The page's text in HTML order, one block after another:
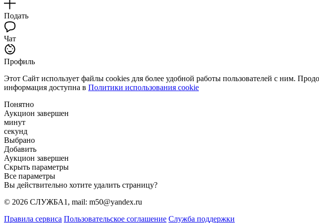
Подать
Чат
Профиль
Этот Сайт использует файлы cookies для более удобной работы пользователей с ним.
информация доступна в Политики использования cookie
Понятно
Аукцион завершен
минут
секунд
Выбрано
Добавить
Аукцион завершен
Скрыть параметры
Все параметры
Вы действительно хотите удалить страницу?
© 2026 СЛУЖБА1, mail: m50@yandex.ru
Правила сервиса Пользовательское соглашение Служба поддержки